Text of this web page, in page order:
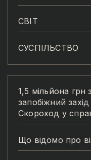
СВІТ
СУСПІЛЬСТВО
1,5 мільйона грн
запобіжний
Скороход у
Що відомо про